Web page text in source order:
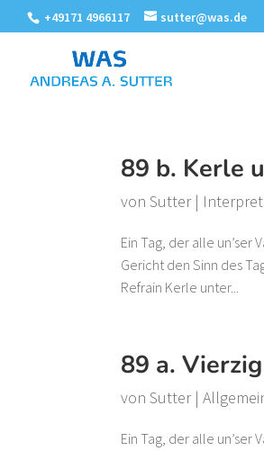
+49171 4966117 sutter@was.de
89 b. Kerle
vonSutter|
Ein Tag, der alle un’ser
Gericht den Sinn des
Refrain Kerle unter...
89 a.
vonSutter|
Ein Tag, der alle un’ser